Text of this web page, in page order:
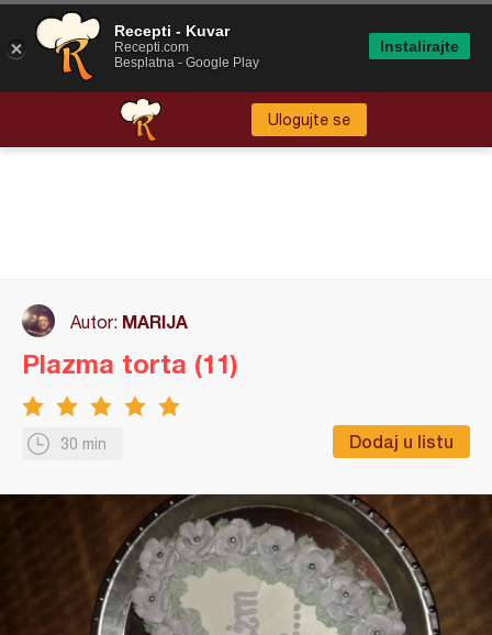
Ulogujte se
Autor: MARIJA
30 min Dodaj u listu
Plazma torta (11)
Recepti - Kuvar
Recepti.com
Besplatna - Google Play
Instalirajte